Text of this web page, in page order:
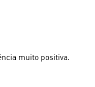
muito positiva.